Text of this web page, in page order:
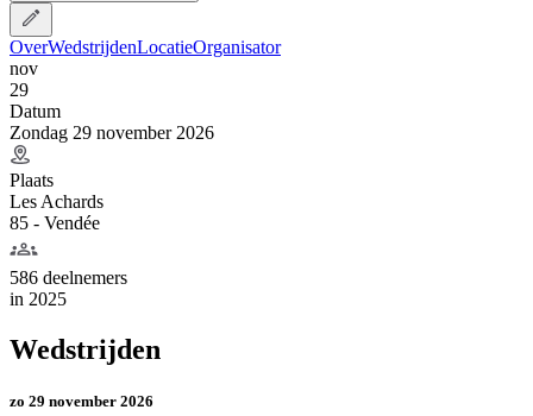
OverWedstrijdenLocatieOrganisator
nov
29
Datum
Zondag 29 november 2026
Plaats
Les Achards
85 - Vendée
586 deelnemers
in 2025
Wedstrijden
zo 29 november 2026